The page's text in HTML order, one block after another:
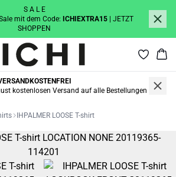
S A L E
mit dem Code: ICHIEXTRA15
| JETZT
SHOPPEN
kostenlosen Versand auf alle Bestellungen
IHPALMER LOOSE T-shirt